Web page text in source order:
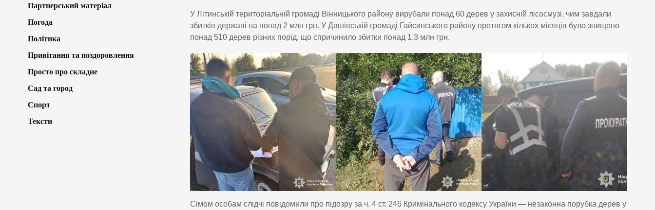
У Літинській територіальній громаді Вінницького району вирубали понад 60 дерев у захисній лісосмузі, чим завдали
збитків державі на понад 2 млн грн. У Дашівській громаді Гайсинського району протягом кількох місяців було знищено
понад 510 дерев різних порід, що спричинило збитки понад 1,3 млн грн.
Сімом особам слідчі повідомили про підозру за ч. 4 ст. 246 Кримінального кодексу України — незаконна порубка дерев у
Партнерський матеріал
Погода
Політика
Привітання та поздоровлення
Просто про складне
Сад та город
Спорт
Тексти